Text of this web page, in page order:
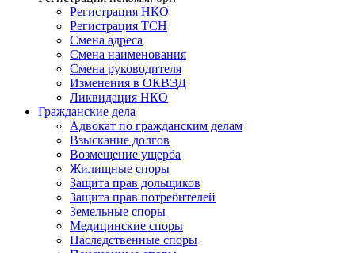
Регистрация НКО
Регистрация ТСН
Смена адреса
Смена наименования
Смена руководителя
Изменения в ОКВЭД
Ликвидация НКО
Гражданские дела
Адвокат по гражданским делам
Взыскание долгов
Возмещение ущерба
Жилищные споры
Защита прав дольщиков
Защита прав потребителей
Земельные споры
Медицинские споры
Наследственные споры